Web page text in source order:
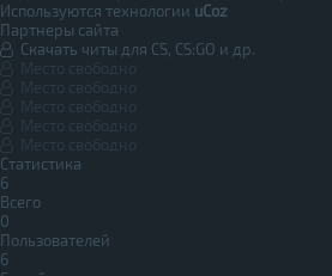
Используются технологии uCoz
Партнеры сайта
Скачать читы для CS, CS:GO и др.
Статистика
6
Всего
0
Пользователей
6